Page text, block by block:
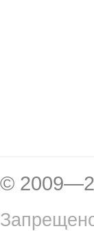
©